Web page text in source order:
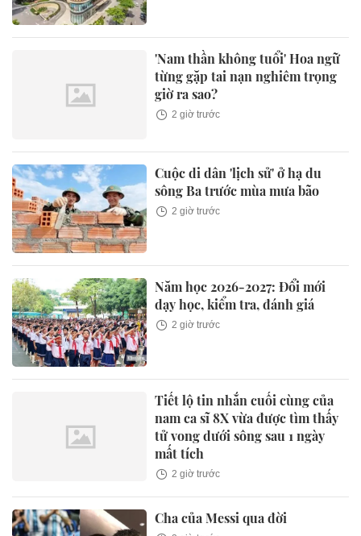
'Nam thần không tuổi' Hoa ngữ
từng gặp tai nạn nghiêm trọng
giờ ra sao?
2 giờ trước
Cuộc di dân 'lịch sử' ở hạ du
sông Ba trước mùa mưa bão
2 giờ trước
Năm học 2026-2027: Đổi mới
dạy học, kiểm tra, đánh giá
2 giờ trước
Tiết lộ tin nhắn cuối cùng của
nam ca sĩ 8X vừa được tìm thấy
tử vong dưới sông sau 1 ngày
mất tích
2 giờ trước
Cha của Messi qua đời